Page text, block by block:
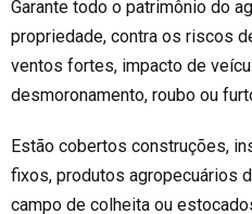
Garante todo o patrimônio do
propriedade, contra os riscos
ventos fortes, impacto de
desmoronamento, roubo ou
Estão cobertos construções,
fixos, produtos agropecuários
campo de colheita ou